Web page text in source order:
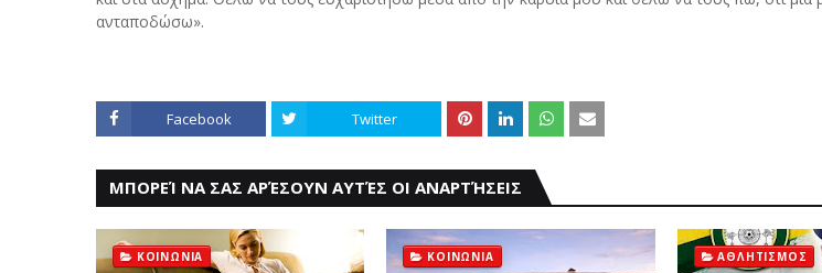
ανταποδώσω».
Facebook Twitter
ΜΠΟΡΕΊ ΝΑ ΣΑΣ ΑΡΈΣΟΥΝ ΑΥΤΈΣ ΟΙ ΑΝΑΡΤΉΣΕΙΣ
ΚΟΙΝΩΝΙΑ ΚΟΙΝΩΝΙΑ ΑΘΛΗΤΙΣΜΟΣ